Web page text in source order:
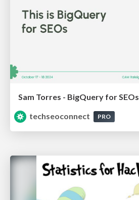
Sam Torres - BigQuery for SEOs
techseoconnect
PRO